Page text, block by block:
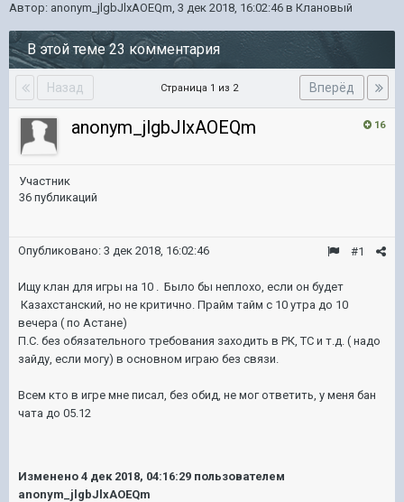
Автор: anonym_jlgbJlxAOEQm, 3 дек 2018, 16:02:46 в Клановый
В этой теме 23 комментария
Назад Вперёд
Страница 1 из 2
16
anonym_jlgbJlxAOEQm
Участник
36 публикаций
#1
Опубликовано: 3 дек 2018, 16:02:46
Ищу клан для игры на 10 . Было бы неплохо, если он будет
Казахстанский, но не критично. Прайм тайм с 10 утра до 10
вечера ( по Астане)
П.С. без обязательного требования заходить в РК, ТС и т.д. ( надо
зайду, если могу) в основном играю без связи.
Всем кто в игре мне писал, без обид, не мог ответить, у меня бан
чата до 05.12
Изменено 4 дек 2018, 04:16:29 пользователем
anonym_jlgbJlxAOEQm